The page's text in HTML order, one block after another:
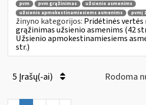
pvm pvm grąžinimas
užsienio asmenims
užsienio apmokestinamiesiems asmenims
pvmį
žinyno kategorijos: Pridėtinės vertės
grąžinimas užsienio asmenims (42
Užsienio apmokestinamiesiems
str.)
5 Įrašų(-ai) Rodoma